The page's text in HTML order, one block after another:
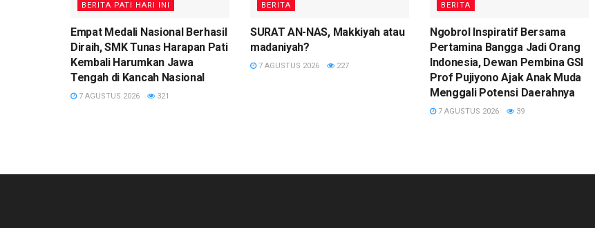
BERITA PATI HARI INI
Empat Medali Nasional Berhasil
Diraih, SMK Tunas Harapan Pati
Kembali Harumkan Jawa
Tengah di Kancah Nasional
7 AGUSTUS 2026 321
BERITA
SURAT AN-NAS, Makkiyah atau
madaniyah?
7 AGUSTUS 2026 227
BERITA
Ngobrol Inspiratif Bersama
Pertamina Bangga Jadi Orang
Indonesia, Dewan Pembina GSI
Prof Pujiyono Ajak Anak Muda
Menggali Potensi Daerahnya
7 AGUSTUS 2026 39